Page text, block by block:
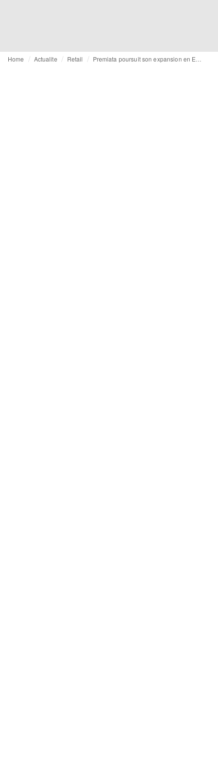
Home Actualite Retail